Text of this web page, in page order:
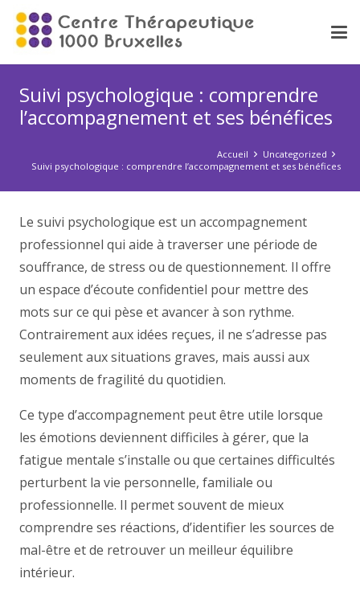
Suivi psychologique : comprendre
l’accompagnement et ses bénéfices
Accueil
Uncategorized
Suivi psychologique : comprendre l’accompagnement et ses bénéfices
Le suivi psychologique est un accompagnement
professionnel qui aide à traverser une période de
souffrance, de stress ou de questionnement. Il offre
un espace d’écoute confidentiel pour mettre des
mots sur ce qui pèse et avancer à son rythme.
Contrairement aux idées reçues, il ne s’adresse pas
seulement aux situations graves, mais aussi aux
moments de fragilité du quotidien.
Ce type d’accompagnement peut être utile lorsque
les émotions deviennent difficiles à gérer, que la
fatigue mentale s’installe ou que certaines difficultés
perturbent la vie personnelle, familiale ou
professionnelle. Il permet souvent de mieux
comprendre ses réactions, d’identifier les sources de
mal-être et de retrouver un meilleur équilibre
intérieur.